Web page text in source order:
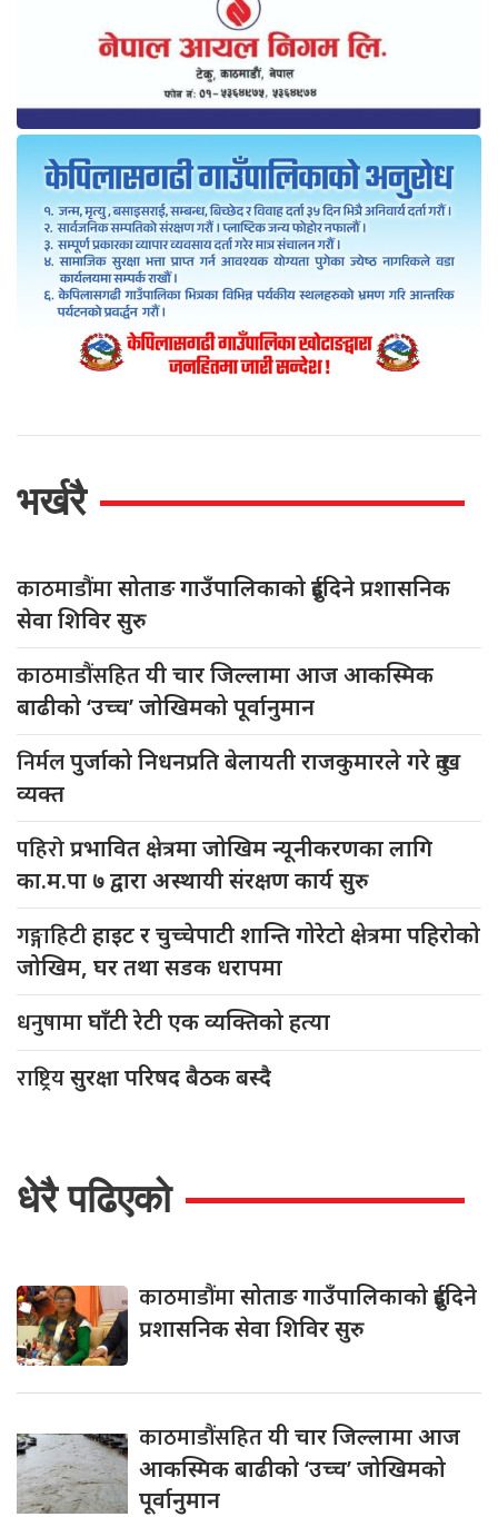
भर्खरै
काठमाडौंमासोताङ गाउँपालिकाको दुईदिने प्रशासनिक
सेवा शिविर सुरु
काठमाडौंसहितयी चार जिल्लामा आज आकस्मिक
बाढीको ‘उच्च’ जोखिमको पूर्वानुमान
निर्मलपुर्जाको निधनप्रति बेलायती राजकुमारले गरे दुःख
व्यक्त
पहिरोप्रभावित क्षेत्रमा जोखिम न्यूनीकरणका लागि
का.म.पा ७ द्वारा अस्थायी संरक्षण कार्य सुरु
गङ्गाहिटीहाइट र चुच्चेपाटी शान्ति गोरेटो क्षेत्रमा पहिरोको
जोखिम, घर तथा सडक धरापमा
धनुषामाघाँटी रेटी एक व्यक्तिको हत्या
राष्ट्रियसुरक्षा परिषद बैठक बस्दै
धेरै पढिएको
काठमाडौंमासोताङ गाउँपालिकाको दुईदिने
प्रशासनिक सेवा शिविर सुरु
काठमाडौंसहितयी चार जिल्लामा आज
आकस्मिक बाढीको ‘उच्च’ जोखिमको
पूर्वानुमान